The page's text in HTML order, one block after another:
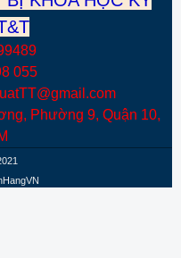
055
Phường 9, Quận 10,